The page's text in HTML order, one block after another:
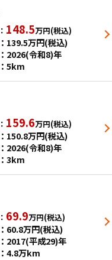
148.5万円(税込)
139.5万円(税込)
2026(令和8)年
5km
159.6万円(税込)
150.8万円(税込)
2026(令和8)年
3km
69.9万円(税込)
60.8万円(税込)
2017(平成29)年
4.8万km